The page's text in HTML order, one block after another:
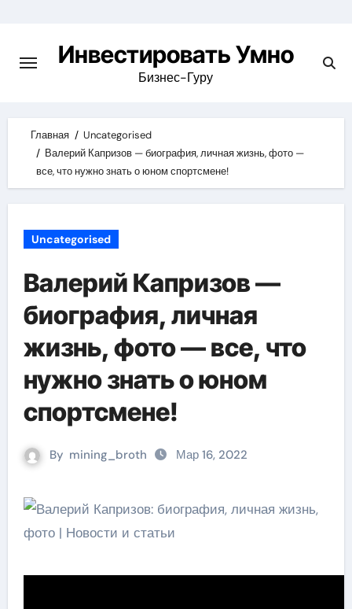
content
Инвестировать Умно
Бизнес-Гуру
Главная
Uncategorised
Валерий Капризов — биография, личная жизнь, фото —
все, что нужно знать о юном спортсмене!
Uncategorised
Валерий Капризов —
биография, личная
жизнь, фото — все, что
нужно знать о юном
спортсмене!
By mining_broth Мар 16, 2022